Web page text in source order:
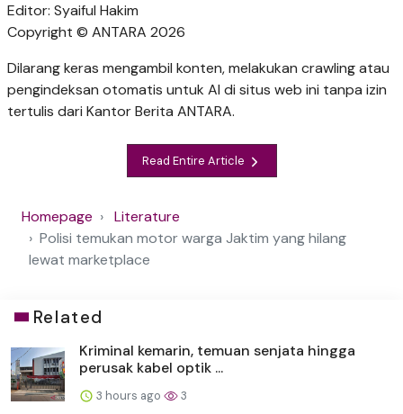
Editor: Syaiful Hakim
Copyright © ANTARA 2026
Dilarang keras mengambil konten, melakukan crawling atau
pengindeksan otomatis untuk AI di situs web ini tanpa izin
tertulis dari Kantor Berita ANTARA.
Read Entire Article
Homepage
Literature
Polisi temukan motor warga Jaktim yang hilang
lewat marketplace
Related
Kriminal kemarin, temuan senjata hingga
perusak kabel optik ...
3 hours ago 3